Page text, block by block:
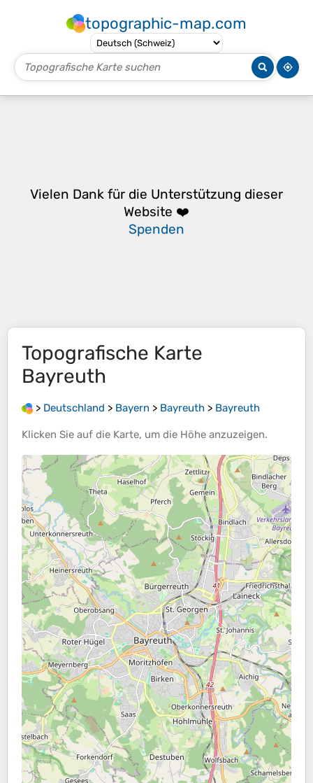
topographic-map.com
Vielen Dank für die Unterstützung dieser
Website ❤️
Spenden
Topografische Karte
Bayreuth
> Deutschland > Bayern > Bayreuth > Bayreuth
Klicken Sie auf die Karte, um die Höhe anzuzeigen.